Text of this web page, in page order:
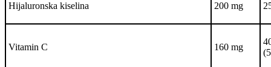
Hijaluronska kiselina 200 mg
Vitamin C 160 mg